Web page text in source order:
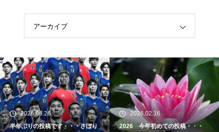
ているスキンケア製品・・・幹
細胞コスメ ③
土用の丑の日・・・余計なこと
を言ってすみませんでした。大
人気なかったですね・・・
アーカイブ
2026.06.26
半年ぶりの投稿です・・・さぼり
2026.02.16
2026 今年初めての投稿・・・